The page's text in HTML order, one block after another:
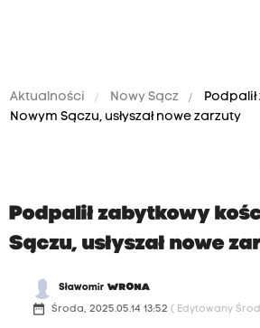
Aktualności Nowy Sącz
Nowym Sączu, usłyszał nowe zarzuty
Podpalił zabytkowy
Sączu, usłyszał nowe
SławomirWRONA
date_range Środa, 2025.05.14 13:52 ( Edytowany